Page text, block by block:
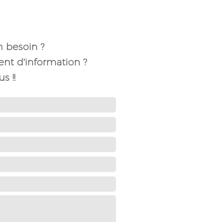
besoin ?
d'information ?
!!